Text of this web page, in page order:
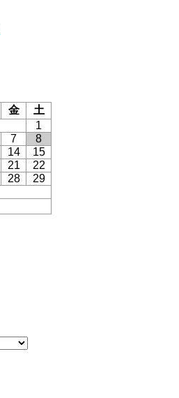
金 土
1
7
8
14
15
21
22
28
29